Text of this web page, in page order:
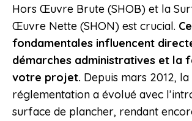
Hors Œuvre Brute (SHOB) et la
Œuvre Nette (SHON) est crucial.
fondamentales influencent
démarches administratives et la
votre projet. Depuis mars 2012, la
réglementation a évolué avec
surface de plancher, rendant